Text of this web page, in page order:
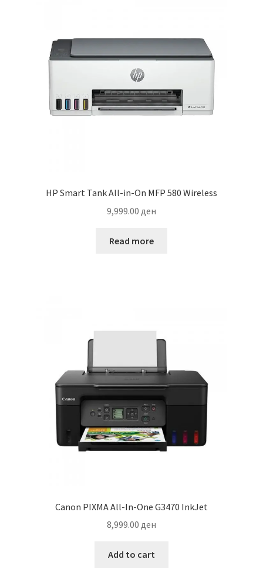
HP Smart Tank All-in-On MFP 580 Wireless
9,999.00 ден
Read more
Canon PIXMA All-In-One G3470 InkJet
8,999.00 ден
Add to cart